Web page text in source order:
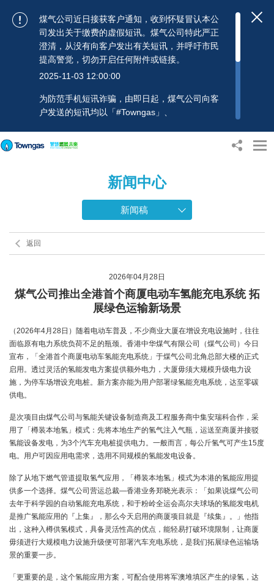
煤气公司近日接获客户通知，收到怀疑冒认本公
司发出关于缴费的虚假短讯。煤气公司特此严正
澄清，从没有向客户发出有关短讯，并呼吁市民
提高警觉，切勿开启任何附件或链接。
2025-11-03 12:00:00
为防范手机短讯诈骗，由即日起，煤气公司向客
户发送的短讯均以「#Towngas」、
送人披露身份证号码、银行户口或信用卡号码等
个人资料，以免蒙受损失。若有任何疑问，可随
时致电煤气公司客户服务热线：2880 6988或电
邮：towngas.cs@towngas.com 查询。
新闻中心
新闻稿
返回
2026年04月28日
煤气公司推出全港首个商厦电动车氢能充电系统 拓
展绿色运输新场景
（2026年4月28日）随着电动车普及，不少商业大厦在增设充电设施时，往往
面临原有电力系统负荷不足的瓶颈。香港中华煤气有限公司（煤气公司）今日
宣布，「全港首个商厦电动车氢能充电系统」于煤气公司北角总部大楼的正式
启用。透过灵活的氢能发电方案提供额外电力，大厦毋须大规模升级电力设
施，为停车场增设充电桩。新方案亦能为用户部署绿氢能充电系统，达至零碳
供电。
是次项目由煤气公司与氢能关键设备制造商及工程服务商中集安瑞科合作，采
用了「樽装本地氢」模式：先将本地生产的氢气注入气瓶，运送至商厦并接驳
氢能设备发电，为3个汽车充电桩提供电力。一般而言，每公斤氢气可产生15度
电。用户可因应用电需求，选用不同规模的氢能发电设备。
除了从地下燃气管道提取氢气应用，「樽装本地氢」模式为本港的氢能应用提
供多一个选择。煤气公司营运总裁—香港业务郑晓光表示：「如果说煤气公司
去年于科学园的自动氢能充电系统，和于粉岭全运会高尔夫球场的氢能发电机
是推广氢能应用的『上集』，那么今天启用的商厦项目就是『续集』。」他指
出，这种入樽供氢模式，具备灵活性高的优点，能轻易打破环境限制，让商厦
毋须进行大规模电力设施升级便可部署汽车充电系统，是我们拓展绿色运输场
景的重要一步。
「更重要的是，这个氢能应用方案，可配合使用将军澳堆填区产生的绿氢，达